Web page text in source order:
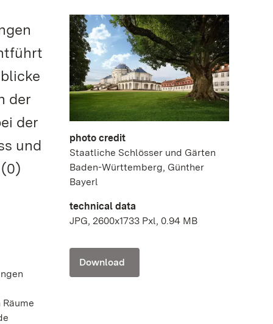
der
der
und
photo credit
Staatliche Schlösser und Gärten
Baden-Württemberg, Günther
Bayerl
technical data
JPG, 2600x1733 Pxl, 0.94 MB
Download